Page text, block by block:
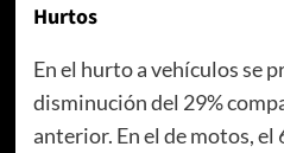
Hurtos
En el hurto a vehículos se
disminución del 29%
anterior. En el de motos, el